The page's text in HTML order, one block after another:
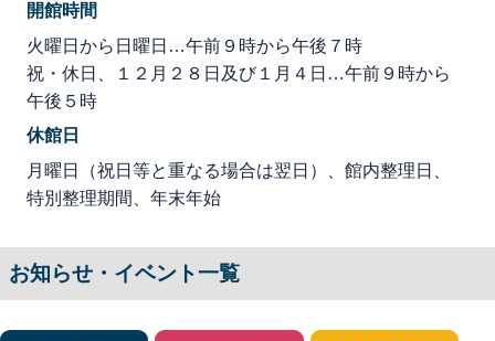
開館時間
火曜日から日曜日…午前９時から午後７時
祝・休日、１２月２８日及び１月４日…午前９時から
午後５時
休館日
月曜日（祝日等と重なる場合は翌日）、館内整理日、
特別整理期間、年末年始
お知らせ・イベント一覧